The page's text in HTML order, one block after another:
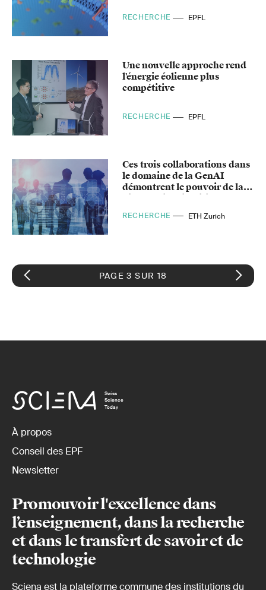
RECHERCHE EPFL
Une nouvelle approche rend
l'énergie éolienne plus
compétitive
RECHERCHE EPFL
Ces trois collaborations dans
le domaine de la GenAI
démontrent le pouvoir de la
RECHERCHE ETH Zurich
PAGE 3 SUR 18
Swiss
Science
Today
À propos
Conseil des EPF
Newsletter
Promouvoir l'excellence dans
l’enseignement, dans la recherche
et dans le transfert de savoir et de
technologie
Sciena est la plateforme commune des institutions du